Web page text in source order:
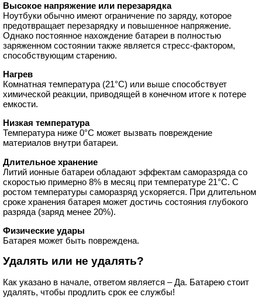
Высокое напряжение или перезарядка
Ноутбуки обычно имеют ограничение по заряду, которое
предотвращает перезарядку и повышенное напряжение.
Однако постоянное нахождение батареи в полностью
заряженном состоянии также является стресс-фактором,
способствующим старению.
Нагрев
Комнатная температура (21°C) или выше способствует
химической реакции, приводящей в конечном итоге к потере
емкости.
Низкая температура
Температура ниже 0°C может вызвать повреждение
материалов внутри батареи.
Длительное хранение
Литий ионные батареи обладают эффектам саморазряда со
скоростью примерно 8% в месяц при температуре 21°C. С
ростом температуры саморазряд ускоряется. При длительном
сроке хранения батарея может достичь состояния глубокого
разряда (заряд менее 20%).
Физические удары
Батарея может быть повреждена.
Удалять или не удалять?
Как указано в начале, ответом является – Да. Батарею стоит
удалять, чтобы продлить срок ее службы!